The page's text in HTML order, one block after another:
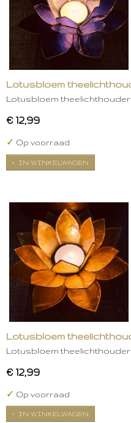
Lotusbloem
Lotusbloem
€ 12,99
✓ Op voorraad
IN WINKELWAGEN
Lotusbloem
Lotusbloem
€ 12,99
✓ Op voorraad
IN WINKELWAGEN